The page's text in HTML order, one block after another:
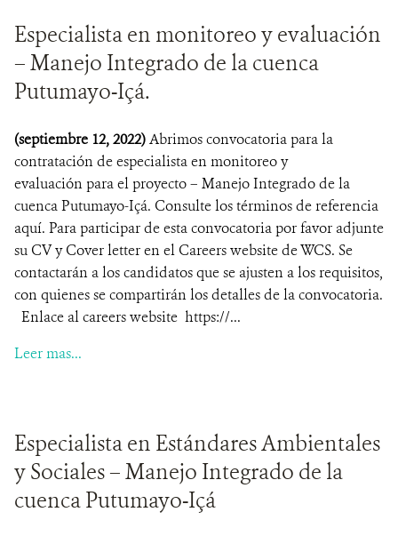
Especialista en monitoreo y evaluación
– Manejo Integrado de la cuenca
Putumayo-Içá.
(septiembre 12, 2022)Abrimos convocatoria para la
contratación de especialista en monitoreo y
evaluación para el proyecto – Manejo Integrado de la
cuenca Putumayo-Içá. Consulte los términos de referencia
aquí. Para participar de esta convocatoria por favor adjunte
su CV y Cover letter en el Careers website de WCS. Se
contactarán a los candidatos que se ajusten a los requisitos,
con quienes se compartirán los detalles de la convocatoria.
Enlace al careers website https://...
Leer mas...
Especialista en Estándares Ambientales
y Sociales – Manejo Integrado de la
cuenca Putumayo-Içá